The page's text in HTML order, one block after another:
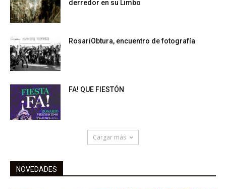
derredor en su Limbo
RosariObtura, encuentro de fotografía
FA! QUE FIESTÓN
Cargar más
NOVEDADES